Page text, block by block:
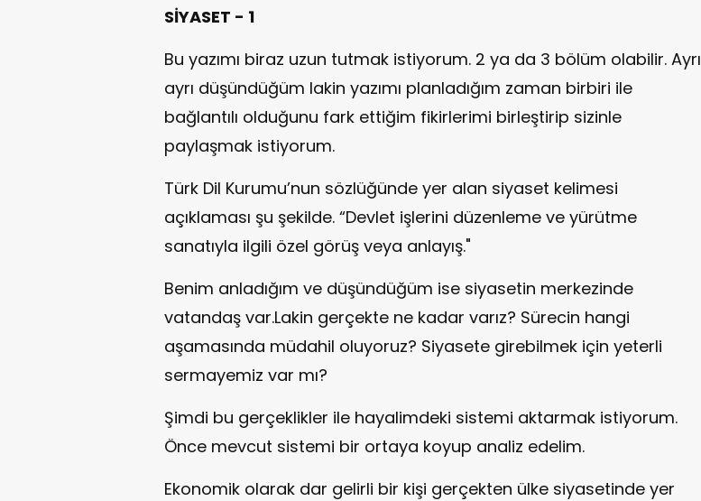
SİYASET - 1
Bu yazımı biraz uzun tutmak istiyorum. 2 ya da 3 bölüm olabilir. Ayrı
ayrı düşündüğüm lakin yazımı planladığım zaman birbiri ile
bağlantılı olduğunu fark ettiğim fikirlerimi birleştirip sizinle
paylaşmak istiyorum.
Türk Dil Kurumu’nun sözlüğünde yer alan siyaset kelimesi
açıklaması şu şekilde. “Devlet işlerini düzenleme ve yürütme
sanatıyla ilgili özel görüş veya anlayış."
Benim anladığım ve düşündüğüm ise siyasetin merkezinde
vatandaş var.Lakin gerçekte ne kadar varız? Sürecin hangi
aşamasında müdahil oluyoruz? Siyasete girebilmek için yeterli
sermayemiz var mı?
Şimdi bu gerçeklikler ile hayalimdeki sistemi aktarmak istiyorum.
Önce mevcut sistemi bir ortaya koyup analiz edelim.
Ekonomik olarak dar gelirli bir kişi gerçekten ülke siyasetinde yer